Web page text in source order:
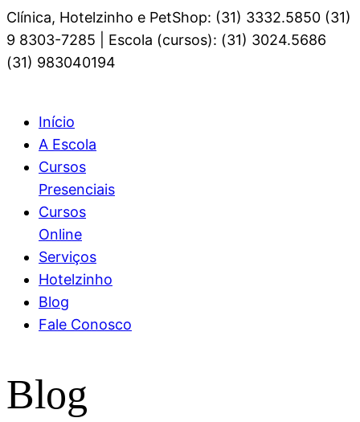
Clínica, Hotelzinho e PetShop: (31) 3332.5850 (31)
9 8303-7285 | Escola (cursos): (31) 3024.5686
(31) 983040194
Início
A Escola
Cursos
Presenciais
Cursos
Online
Serviços
Hotelzinho
Blog
Fale Conosco
Blog